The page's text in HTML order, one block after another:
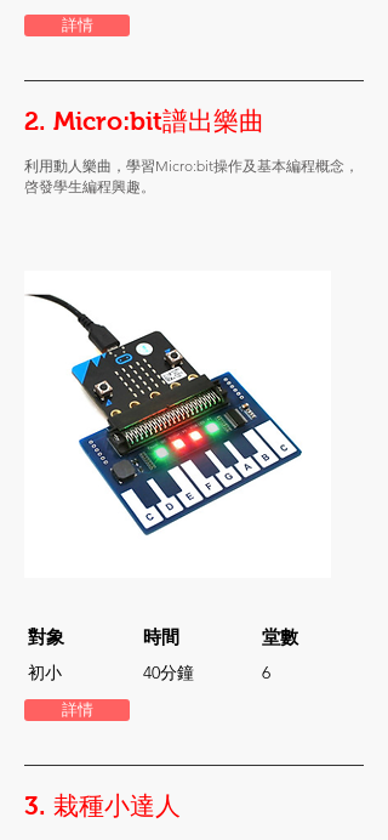
詳情
2. Micro:bit譜出樂曲
利用動人樂曲，學習Micro:bit操作及基本編程概念，
啓發學生編程興趣。
對象 時間
初小 40分鐘
堂數
6
詳情
3. 栽種小達人